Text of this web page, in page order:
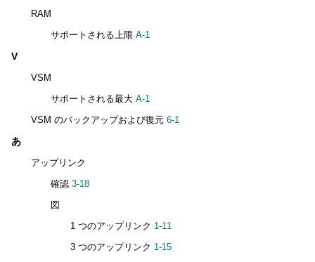
RAM
サポートされる上限 A-1
V
VSM
サポートされる最大 A-1
VSM のバックアップおよび復元 6-1
あ
アップリンク
確認 3-18
図
1 つのアップリンク 1-11
3 つのアップリンク 1-15